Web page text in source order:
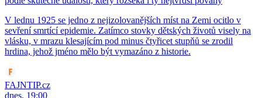
V lednu 1925 se jedno z nejizolovanějších míst na Zemi ocitlo v
sevření smrtící epidemie. Zatímco stovky dětských životů visely na
vlásku, v mrazu klesajícím pod minus čtyřicet stupňů se zrodil
hrdina, jehož jméno mělo být vymazáno z historie.
FAJNTIP.cz
dnes, 19:00